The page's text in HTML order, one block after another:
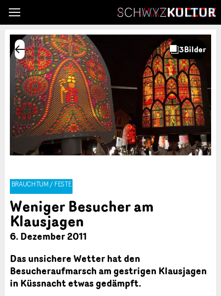
BRAUCHTUM / FESTE
Weniger Besucher am
Klausjagen
6. Dezember 2011
Das unsichere Wetter hat den
Besucheraufmarsch am gestrigen Klausjagen
in Küssnacht etwas gedämpft.